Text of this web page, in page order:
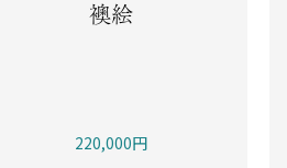
襖絵
220,000円